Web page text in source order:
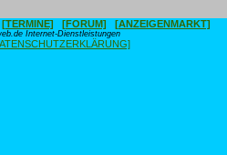
[TERMINE] [FORUM] [ANZEIGENMARKT]
Internet-Dienstleistungen